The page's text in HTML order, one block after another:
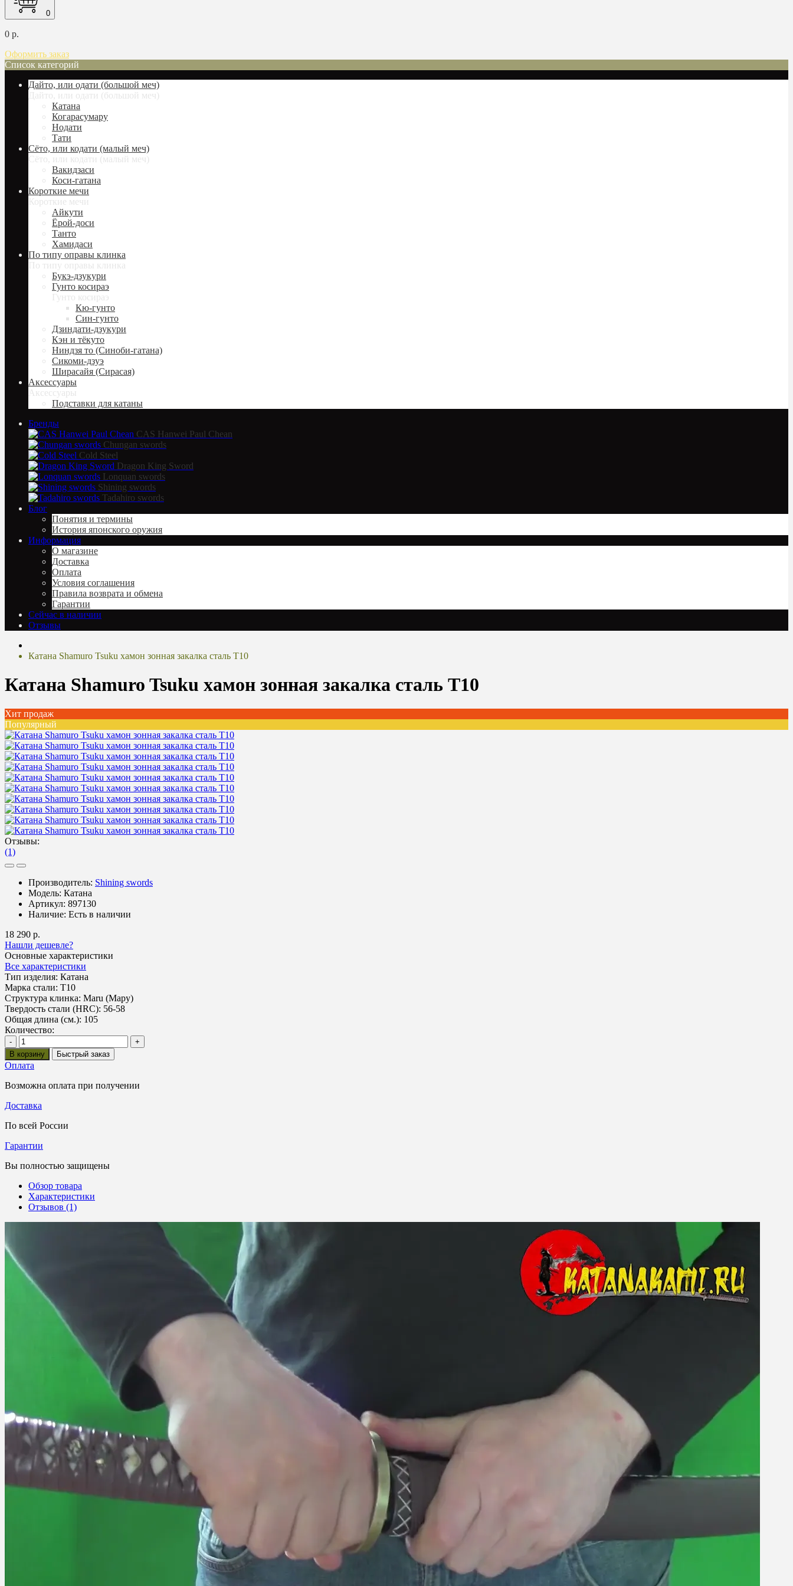
0
0 р.
Оформить заказ
Список категорий
Дайто, или одати (большой меч)
Дайто, или одати (большой меч)
Катана
Когарасумару
Нодати
Тати
Сёто, или кодати (малый меч)
Сёто, или кодати (малый меч)
Вакидзаси
Коси-гатана
Короткие мечи
Короткие мечи
Айкути
Ёрой-доси
Танто
Хамидаси
По типу оправы клинка
По типу оправы клинка
Букэ-дзукури
Гунто косираэ
Гунто косираэ
Кю-гунто
Син-гунто
Дзиндати-дзукури
Кэн и тёкуто
Ниндзя то (Синоби-гатана)
Сикоми-дзуэ
Ширасайя (Сирасая)
Аксессуары
Аксессуары
Подставки для катаны
Бренды
CAS Hanwei Paul Chean
Chungan swords
Cold Steel
Dragon King Sword
Lonquan swords
Shining swords
Tadahiro swords
Блог
Понятия и термины
История японского оружия
Информация
О магазине
Доставка
Оплата
Условия соглашения
Правила возврата и обмена
Гарантии
Сейчас в наличии
Отзывы
Катана Shamuro Tsuku хамон зонная закалка сталь T10
Катана Shamuro Tsuku хамон зонная закалка сталь T10
Хит продаж
Популярный
Отзывы:
(1)
Производитель: Shining swords
Модель: Катана
Артикул: 897130
Наличие: Есть в наличии
18 290 р.
Нашли дешевле?
Основные характеристики
Все характеристики
Тип изделия: Катана
Марка стали: T10
Структура клинка: Maru (Мару)
Твердость стали (HRC): 56-58
Общая длина (см.): 105
Количество:
-
+
В корзину
Быстрый заказ
Оплата
Возможна оплата при получении
Доставка
По всей России
Гарантии
Вы полностью защищены
Обзор товара
Характеристики
Отзывов (1)